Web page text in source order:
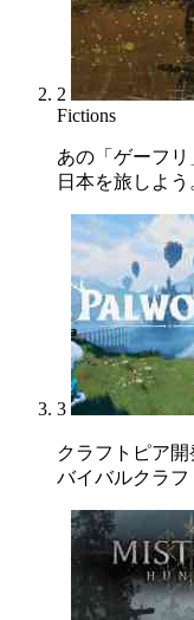
2
Fictions
あの「ゲーフ
日本を旅しよ
3
クラフトピア
バイバルクラ